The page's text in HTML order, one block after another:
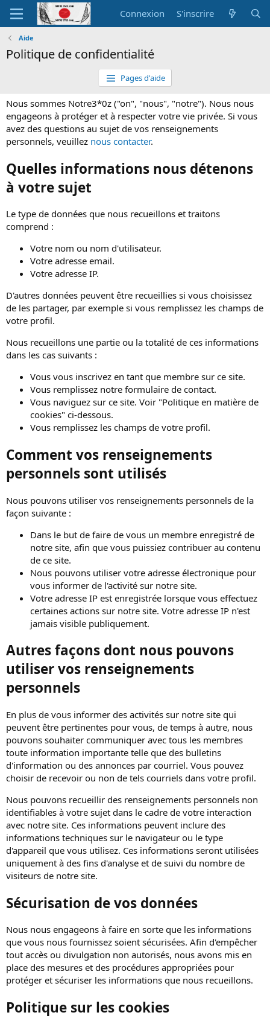
Connexion S'inscrire
Aide
Politique de confidentialité
Pages d'aide
Nous sommes Notre3*0z ("on", "nous", "notre"). Nous nous
engageons à protéger et à respecter votre vie privée. Si vous
avez des questions au sujet de vos renseignements
personnels, veuillez nous contacter.
Quelles informations nous détenons
à votre sujet
Le type de données que nous recueillons et traitons
comprend :
Votre nom ou nom d'utilisateur.
Votre adresse email.
Votre adresse IP.
D'autres données peuvent être recueillies si vous choisissez
de les partager, par exemple si vous remplissez les champs de
votre profil.
Nous recueillons une partie ou la totalité de ces informations
dans les cas suivants :
Vous vous inscrivez en tant que membre sur ce site.
Vous remplissez notre formulaire de contact.
Vous naviguez sur ce site. Voir "Politique en matière de
cookies" ci-dessous.
Vous remplissez les champs de votre profil.
Comment vos renseignements
personnels sont utilisés
Nous pouvons utiliser vos renseignements personnels de la
façon suivante :
Dans le but de faire de vous un membre enregistré de
notre site, afin que vous puissiez contribuer au contenu
de ce site.
Nous pouvons utiliser votre adresse électronique pour
vous informer de l'activité sur notre site.
Votre adresse IP est enregistrée lorsque vous effectuez
certaines actions sur notre site. Votre adresse IP n'est
jamais visible publiquement.
Autres façons dont nous pouvons
utiliser vos renseignements
personnels
En plus de vous informer des activités sur notre site qui
peuvent être pertinentes pour vous, de temps à autre, nous
pouvons souhaiter communiquer avec tous les membres
toute information importante telle que des bulletins
d'information ou des annonces par courriel. Vous pouvez
choisir de recevoir ou non de tels courriels dans votre profil.
Nous pouvons recueillir des renseignements personnels non
identifiables à votre sujet dans le cadre de votre interaction
avec notre site. Ces informations peuvent inclure des
informations techniques sur le navigateur ou le type
d'appareil que vous utilisez. Ces informations seront utilisées
uniquement à des fins d'analyse et de suivi du nombre de
visiteurs de notre site.
Sécurisation de vos données
Nous nous engageons à faire en sorte que les informations
que vous nous fournissez soient sécurisées. Afin d'empêcher
tout accès ou divulgation non autorisés, nous avons mis en
place des mesures et des procédures appropriées pour
protéger et sécuriser les informations que nous recueillons.
Politique sur les cookies